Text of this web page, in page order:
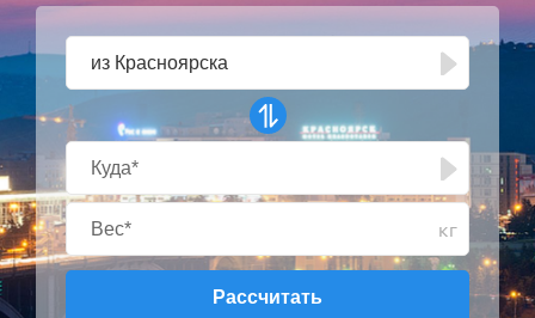
кг
Рассчитать